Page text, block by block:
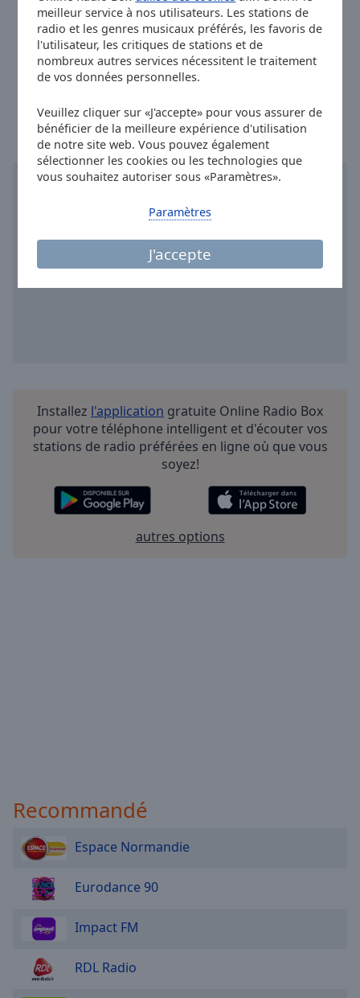
meilleur service à nos utilisateurs. Les stations de
radio et les genres musicaux préférés, les favoris de
l'utilisateur, les critiques de stations et de
nombreux autres services nécessitent le traitement
de vos données personnelles.
Veuillez cliquer sur «J'accepte» pour vous assurer de
bénéficier de la meilleure expérience d'utilisation
de notre site web. Vous pouvez également
sélectionner les cookies ou les technologies que
vous souhaitez autoriser sous «Paramètres».
J'accepte
Paramètres
window.
Twitter:
@frequence3
Instagram:
@frequence3
Youtube:
@featured
Heure à Château-Renault
Installez l'application gratuite Online Radio Box
pour votre téléphone intelligent et d'écouter vos
stations de radio préférées en ligne où que vous
soyez!
autres options
Recommandé
Espace Normandie
Eurodance 90
Impact FM
RDL Radio